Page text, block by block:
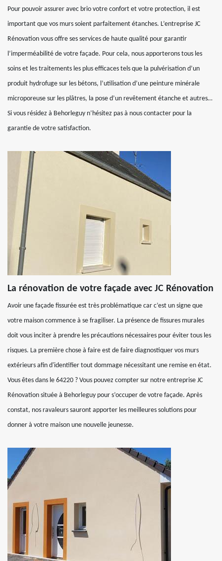
Pour pouvoir assurer avec brio votre confort et votre protection, il est
important que vos murs soient parfaitement étanches. L’entreprise JC
Rénovation vous offre ses services de haute qualité pour garantir
l’imperméabilité de votre façade. Pour cela, nous apporterons tous les
soins et les traitements les plus efficaces tels que la pulvérisation d’un
produit hydrofuge sur les bétons, l’utilisation d’une peinture minérale
microporeuse sur les plâtres, la pose d’un revêtement étanche et autres…
Si vous résidez à Behorleguy n’hésitez pas à nous contacter pour la
garantie de votre satisfaction.
La rénovation de votre façade avec JC Rénovation
Avoir une façade fissurée est très problématique car c’est un signe que
votre maison commence à se fragiliser. La présence de fissures murales
doit vous inciter à prendre les précautions nécessaires pour éviter tous les
risques. La première chose à faire est de faire diagnostiquer vos murs
extérieurs afin d'identifier tout dommage nécessitant une remise en état.
Vous êtes dans le 64220 ? Vous pouvez compter sur notre entreprise JC
Rénovation située à Behorleguy pour s’occuper de votre façade. Après
constat, nos ravaleurs sauront apporter les meilleures solutions pour
donner à votre maison une nouvelle jeunesse.